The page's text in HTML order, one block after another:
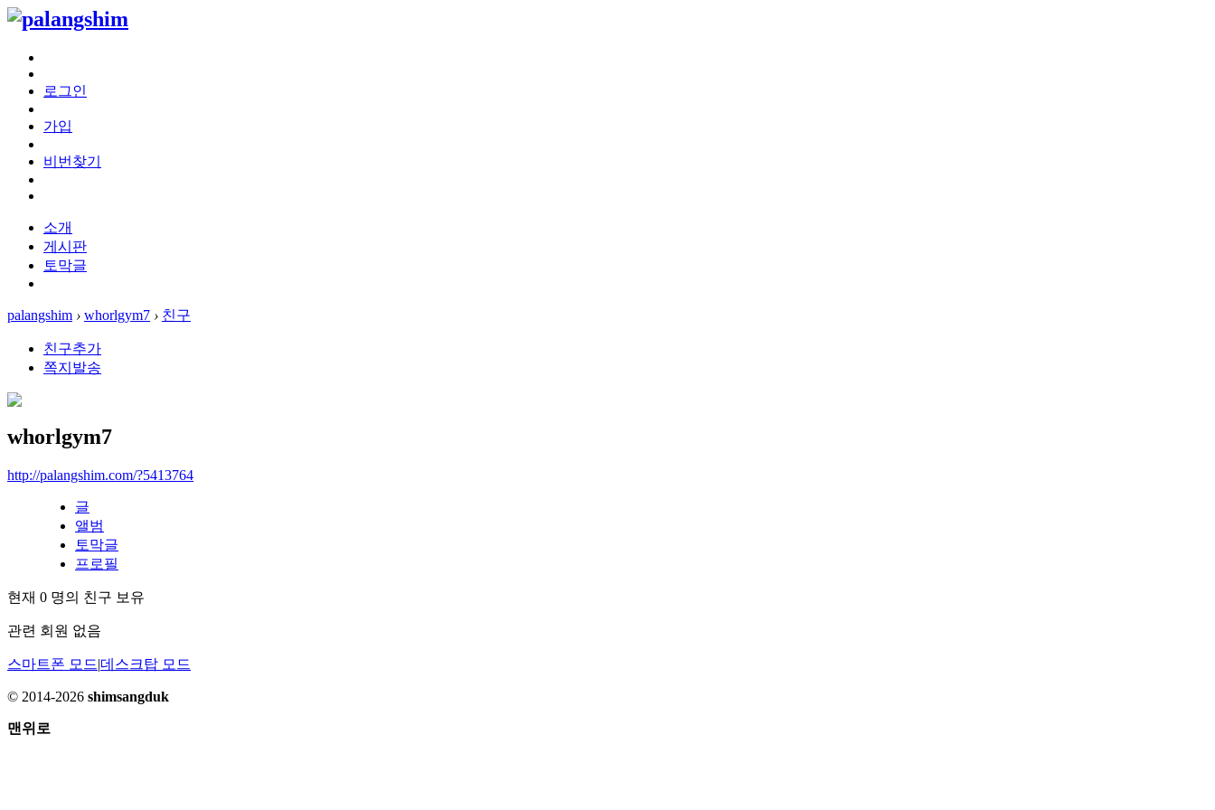
로그인
가입
비번찾기
소개
게시판
토막글
palangshim › whorlgym7 › 친구
친구추가
쪽지발송
whorlgym7
http://palangshim.com/?5413764
글
앨범
토막글
프로필
현재 0 명의 친구 보유
관련 회원 없음
스마트폰 모드|데스크탑 모드
© 2014-2026 shimsangduk
맨위로